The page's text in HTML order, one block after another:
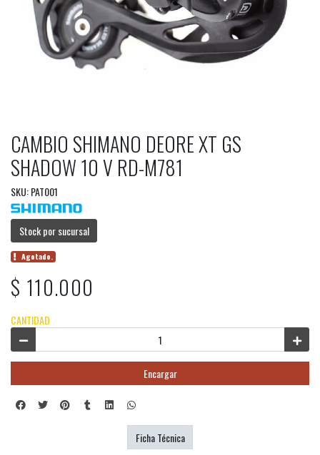
CAMBIO SHIMANO DEORE XT GS
SHADOW 10 V RD-M781
SKU: PAT001
Stock por sucursal
Agotado.
$ 110.000
CANTIDAD
Encargar
Ficha Técnica